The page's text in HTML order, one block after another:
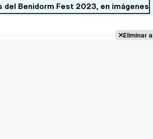
Benidorm Fest 2023, en imágenes
Eliminar